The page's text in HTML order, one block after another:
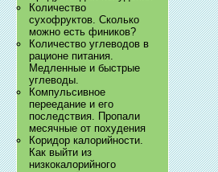
Количество
сухофруктов. Сколько
можно есть фиников?
Количество углеводов в
рационе питания.
Медленные и быстрые
углеводы.
Компульсивное
переедание и его
последствия. Пропали
месячные от похудения
Коридор калорийности.
Как выйти из
низкокалорийного